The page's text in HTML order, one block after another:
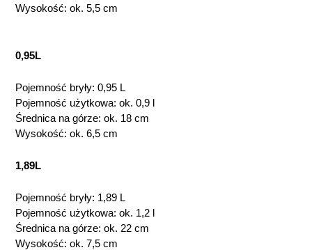
Wysokość: ok. 5,5 cm
0,95L
Pojemność bryły: 0,95 L
Pojemność użytkowa: ok. 0,9 l
Średnica na górze: ok. 18 cm
Wysokość: ok. 6,5 cm
1,89L
Pojemność bryły: 1,89 L
Pojemność użytkowa: ok. 1,2 l
Średnica na górze: ok. 22 cm
Wysokość: ok. 7,5 cm